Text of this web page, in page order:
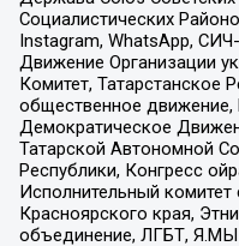
Социалистических
Instagram, WhatsApp,
Движение Организации
Комитет, Татарстанское
общественное
Демократическое
Татарской Автономной
Республики, Конгресс
Исполнительный
Красноярского края,
объединение, ЛГБТ, Я.МЫ